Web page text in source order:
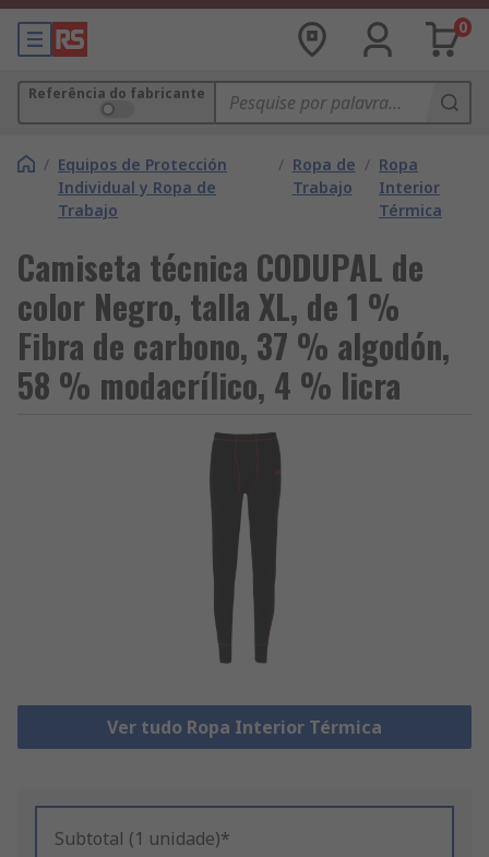
0
Referência do fabricante
/ Equipos de Protección
Individual y Ropa de
Trabajo
/ Ropa de
Trabajo
/ Ropa
Interior
Térmica
Camiseta técnica CODUPAL de
color Negro, talla XL, de 1 %
Fibra de carbono, 37 % algodón,
58 % modacrílico, 4 % licra
Ver tudo Ropa Interior Térmica
Subtotal (1 unidade)*